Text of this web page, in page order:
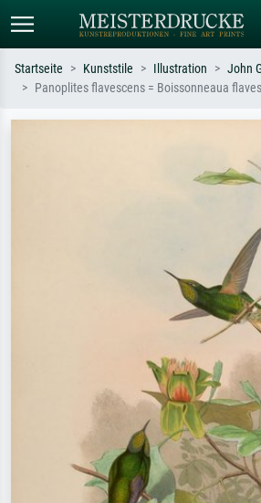
Wiese,
Startseite Kunststile Illustration
John
Panoplites flavescens = Boissonneaua